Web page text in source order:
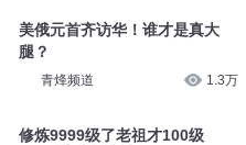
美俄元首齐访华！谁才是真大
腿？
青烽频道 1.3万
修炼9999级了老祖才100级